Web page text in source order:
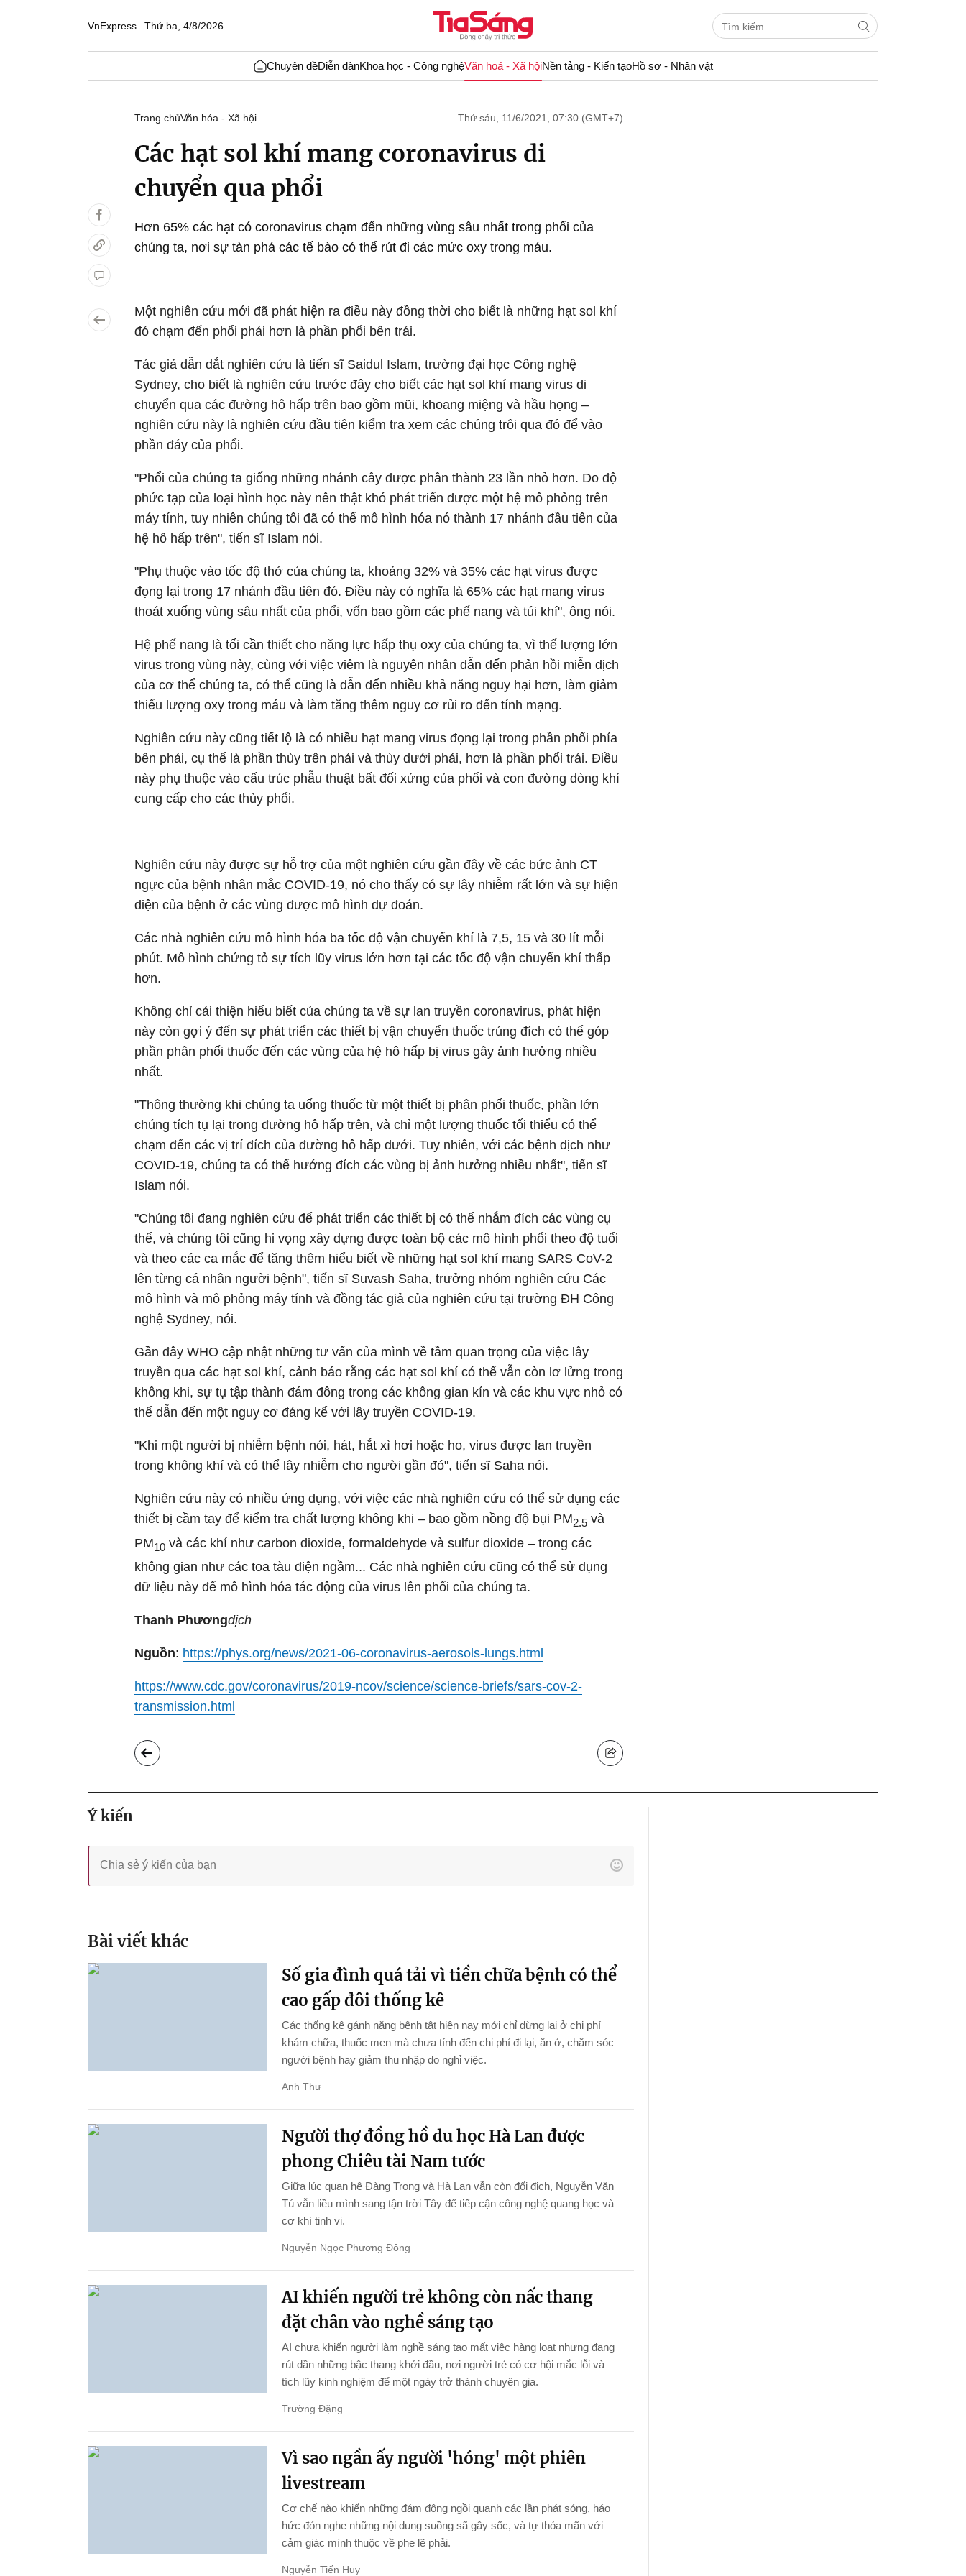
VnExpress Thứ ba, 4/8/2026
Chuyên đềDiễn đànKhoa học - Công nghệVăn hoá - Xã hộiNền tảng - Kiến tạoHồ sơ - Nhân vật
Trang chủVăn hóa - Xã hội Thứ sáu, 11/6/2021, 07:30 (GMT+7)
Các hạt sol khí mang coronavirus di
chuyển qua phổi
Hơn 65% các hạt có coronavirus chạm đến những vùng sâu nhất trong phổi của
chúng ta, nơi sự tàn phá các tế bào có thể rút đi các mức oxy trong máu.
Một nghiên cứu mới đã phát hiện ra điều này đồng thời cho biết là những hạt sol khí
đó chạm đến phổi phải hơn là phần phổi bên trái.
Tác giả dẫn dắt nghiên cứu là tiến sĩ Saidul Islam, trường đại học Công nghệ
Sydney, cho biết là nghiên cứu trước đây cho biết các hạt sol khí mang virus di
chuyển qua các đường hô hấp trên bao gồm mũi, khoang miệng và hầu họng –
nghiên cứu này là nghiên cứu đầu tiên kiểm tra xem các chúng trôi qua đó để vào
phần đáy của phổi.
"Phổi của chúng ta giống những nhánh cây được phân thành 23 lần nhỏ hơn. Do độ
phức tạp của loại hình học này nên thật khó phát triển được một hệ mô phỏng trên
máy tính, tuy nhiên chúng tôi đã có thể mô hình hóa nó thành 17 nhánh đầu tiên của
hệ hô hấp trên", tiến sĩ Islam nói.
"Phụ thuộc vào tốc độ thở của chúng ta, khoảng 32% và 35% các hạt virus được
đọng lại trong 17 nhánh đầu tiên đó. Điều này có nghĩa là 65% các hạt mang virus
thoát xuống vùng sâu nhất của phổi, vốn bao gồm các phế nang và túi khí", ông nói.
Hệ phế nang là tối cần thiết cho năng lực hấp thụ oxy của chúng ta, vì thế lượng lớn
virus trong vùng này, cùng với việc viêm là nguyên nhân dẫn đến phản hồi miễn dịch
của cơ thể chúng ta, có thể cũng là dẫn đến nhiều khả năng nguy hại hơn, làm giảm
thiểu lượng oxy trong máu và làm tăng thêm nguy cơ rủi ro đến tính mạng.
Nghiên cứu này cũng tiết lộ là có nhiều hạt mang virus đọng lại trong phần phổi phía
bên phải, cụ thể là phần thùy trên phải và thùy dưới phải, hơn là phần phổi trái. Điều
này phụ thuộc vào cấu trúc phẫu thuật bất đối xứng của phổi và con đường dòng khí
cung cấp cho các thùy phổi.
Nghiên cứu này được sự hỗ trợ của một nghiên cứu gần đây về các bức ảnh CT
ngực của bệnh nhân mắc COVID-19, nó cho thấy có sự lây nhiễm rất lớn và sự hiện
diện của bệnh ở các vùng được mô hình dự đoán.
Các nhà nghiên cứu mô hình hóa ba tốc độ vận chuyển khí là 7,5, 15 và 30 lít mỗi
phút. Mô hình chứng tỏ sự tích lũy virus lớn hơn tại các tốc độ vận chuyển khí thấp
hơn.
Không chỉ cải thiện hiểu biết của chúng ta về sự lan truyền coronavirus, phát hiện
này còn gợi ý đến sự phát triển các thiết bị vận chuyển thuốc trúng đích có thể góp
phần phân phối thuốc đến các vùng của hệ hô hấp bị virus gây ảnh hưởng nhiều
nhất.
"Thông thường khi chúng ta uống thuốc từ một thiết bị phân phối thuốc, phần lớn
chúng tích tụ lại trong đường hô hấp trên, và chỉ một lượng thuốc tối thiểu có thể
chạm đến các vị trí đích của đường hô hấp dưới. Tuy nhiên, với các bệnh dịch như
COVID-19, chúng ta có thể hướng đích các vùng bị ảnh hưởng nhiều nhất", tiến sĩ
Islam nói.
"Chúng tôi đang nghiên cứu để phát triển các thiết bị có thể nhắm đích các vùng cụ
thể, và chúng tôi cũng hi vọng xây dựng được toàn bộ các mô hình phổi theo độ tuổi
và theo các ca mắc để tăng thêm hiểu biết về những hạt sol khí mang SARS CoV-2
lên từng cá nhân người bệnh", tiến sĩ Suvash Saha, trưởng nhóm nghiên cứu Các
mô hình và mô phỏng máy tính và đồng tác giả của nghiên cứu tại trường ĐH Công
nghệ Sydney, nói.
Gần đây WHO cập nhật những tư vấn của mình về tầm quan trọng của việc lây
truyền qua các hạt sol khí, cảnh báo rằng các hạt sol khí có thể vẫn còn lơ lửng trong
không khi, sự tụ tập thành đám đông trong các không gian kín và các khu vực nhỏ có
thể dẫn đến một nguy cơ đáng kể với lây truyền COVID-19.
"Khi một người bị nhiễm bệnh nói, hát, hắt xì hơi hoặc ho, virus được lan truyền
trong không khí và có thể lây nhiễm cho người gần đó", tiến sĩ Saha nói.
Nghiên cứu này có nhiều ứng dụng, với việc các nhà nghiên cứu có thể sử dụng các
thiết bị cầm tay để kiểm tra chất lượng không khi – bao gồm nồng độ bụi PM2.5 và
PM10 và các khí như carbon dioxide, formaldehyde và sulfur dioxide – trong các
không gian như các toa tàu điện ngầm... Các nhà nghiên cứu cũng có thể sử dụng
dữ liệu này để mô hình hóa tác động của virus lên phổi của chúng ta.
Thanh Phươngdịch
Nguồn: https://phys.org/news/2021-06-coronavirus-aerosols-lungs.html
https://www.cdc.gov/coronavirus/2019-ncov/science/science-briefs/sars-cov-2-
transmission.html
Ý kiến
Bài viết khác
Số gia đình quá tải vì tiền chữa bệnh có thể
cao gấp đôi thống kê
Các thống kê gánh nặng bệnh tật hiện nay mới chỉ dừng lại ở chi phí
khám chữa, thuốc men mà chưa tính đến chi phí đi lại, ăn ở, chăm sóc
người bệnh hay giảm thu nhập do nghỉ việc.
Anh Thư
Người thợ đồng hồ du học Hà Lan được
phong Chiêu tài Nam tước
Giữa lúc quan hệ Đàng Trong và Hà Lan vẫn còn đối địch, Nguyễn Văn
Tú vẫn liều mình sang tận trời Tây để tiếp cận công nghệ quang học và
cơ khí tinh vi.
Nguyễn Ngọc Phương Đông
AI khiến người trẻ không còn nấc thang
đặt chân vào nghề sáng tạo
AI chưa khiến người làm nghề sáng tạo mất việc hàng loạt nhưng đang
rút dần những bậc thang khởi đầu, nơi người trẻ có cơ hội mắc lỗi và
tích lũy kinh nghiệm để một ngày trở thành chuyên gia.
Trường Đặng
Vì sao ngần ấy người 'hóng' một phiên
livestream
Cơ chế nào khiến những đám đông ngồi quanh các lần phát sóng, háo
hức đón nghe những nội dung suồng sã gây sốc, và tự thỏa mãn với
cảm giác mình thuộc về phe lẽ phải.
Nguyễn Tiến Huy